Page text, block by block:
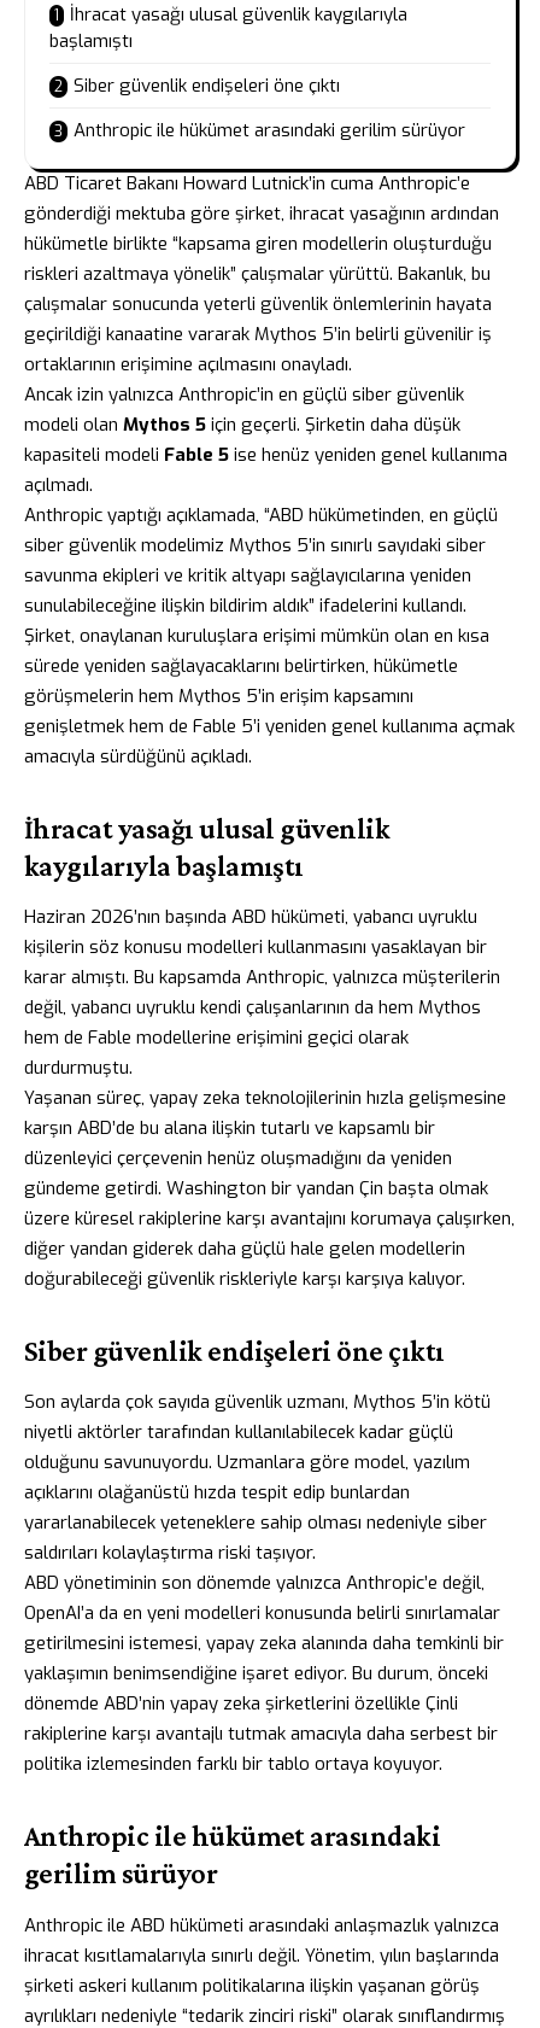
İhracat yasağı ulusal güvenlik kaygılarıyla
başlamıştı
Siber güvenlik endişeleri öne çıktı
Anthropic ile hükümet arasındaki gerilim sürüyor
ABD Ticaret Bakanı Howard Lutnick’in cuma Anthropic’e
gönderdiği mektuba göre şirket, ihracat yasağının ardından
hükümetle birlikte “kapsama giren modellerin oluşturduğu
riskleri azaltmaya yönelik” çalışmalar yürüttü. Bakanlık, bu
çalışmalar sonucunda yeterli güvenlik önlemlerinin hayata
geçirildiği kanaatine vararak Mythos 5’in belirli güvenilir iş
ortaklarının erişimine açılmasını onayladı.
Ancak izin yalnızca Anthropic’in en güçlü siber güvenlik
modeli olan Mythos 5 için geçerli. Şirketin daha düşük
kapasiteli modeli Fable 5 ise henüz yeniden genel kullanıma
açılmadı.
Anthropic yaptığı açıklamada, “ABD hükümetinden, en güçlü
siber güvenlik modelimiz Mythos 5’in sınırlı sayıdaki siber
savunma ekipleri ve kritik altyapı sağlayıcılarına yeniden
sunulabileceğine ilişkin bildirim aldık” ifadelerini kullandı.
Şirket, onaylanan kuruluşlara erişimi mümkün olan en kısa
sürede yeniden sağlayacaklarını belirtirken, hükümetle
görüşmelerin hem Mythos 5’in erişim kapsamını
genişletmek hem de Fable 5’i yeniden genel kullanıma açmak
amacıyla sürdüğünü açıkladı.
İhracat yasağı ulusal güvenlik
kaygılarıyla başlamıştı
Haziran 2026’nın başında ABD hükümeti, yabancı uyruklu
kişilerin söz konusu modelleri kullanmasını yasaklayan bir
karar almıştı. Bu kapsamda Anthropic, yalnızca müşterilerin
değil, yabancı uyruklu kendi çalışanlarının da hem Mythos
hem de Fable modellerine erişimini geçici olarak
durdurmuştu.
Yaşanan süreç, yapay zeka teknolojilerinin hızla gelişmesine
karşın ABD’de bu alana ilişkin tutarlı ve kapsamlı bir
düzenleyici çerçevenin henüz oluşmadığını da yeniden
gündeme getirdi. Washington bir yandan Çin başta olmak
üzere küresel rakiplerine karşı avantajını korumaya çalışırken,
diğer yandan giderek daha güçlü hale gelen modellerin
doğurabileceği güvenlik riskleriyle karşı karşıya kalıyor.
Siber güvenlik endişeleri öne çıktı
Son aylarda çok sayıda güvenlik uzmanı, Mythos 5’in kötü
niyetli aktörler tarafından kullanılabilecek kadar güçlü
olduğunu savunuyordu. Uzmanlara göre model, yazılım
açıklarını olağanüstü hızda tespit edip bunlardan
yararlanabilecek yeteneklere sahip olması nedeniyle siber
saldırıları kolaylaştırma riski taşıyor.
ABD yönetiminin son dönemde yalnızca Anthropic’e değil,
OpenAI’a da en yeni modelleri konusunda belirli sınırlamalar
getirilmesini istemesi, yapay zeka alanında daha temkinli bir
yaklaşımın benimsendiğine işaret ediyor. Bu durum, önceki
dönemde ABD’nin yapay zeka şirketlerini özellikle Çinli
rakiplerine karşı avantajlı tutmak amacıyla daha serbest bir
politika izlemesinden farklı bir tablo ortaya koyuyor.
Anthropic ile hükümet arasındaki
gerilim sürüyor
Anthropic ile ABD hükümeti arasındaki anlaşmazlık yalnızca
ihracat kısıtlamalarıyla sınırlı değil. Yönetim, yılın başlarında
şirketi askeri kullanım politikalarına ilişkin yaşanan görüş
ayrılıkları nedeniyle “tedarik zinciri riski” olarak sınıflandırmış